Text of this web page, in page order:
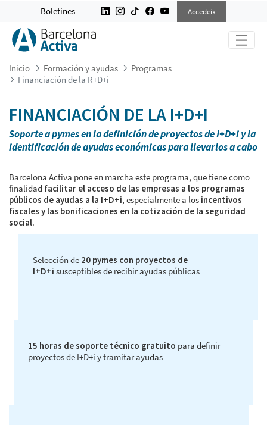
FINANCIACIÓN DE LA R+D+I
Boletines Accedeix
Inicio Formación y ayudas
Programas
Financiación de la R+D+i
FINANCIACIÓN DE LA I+D+I
Soporte a pymes en la definición de proyectos de I+D+i y la
identificación de ayudas económicas para llevarlos a cabo
Barcelona Activa pone en marcha este programa, que tiene como
finalidad facilitar el acceso de las empresas a los programas
públicos de ayudas a la I+D+i, especialmente a los incentivos
fiscales y las bonificaciones en la cotización de la seguridad
social.
Selección de 20 pymes con proyectos de
I+D+i susceptibles de recibir ayudas públicas
15 horas de soporte técnico gratuito para definir
proyectos de I+D+i y tramitar ayudas